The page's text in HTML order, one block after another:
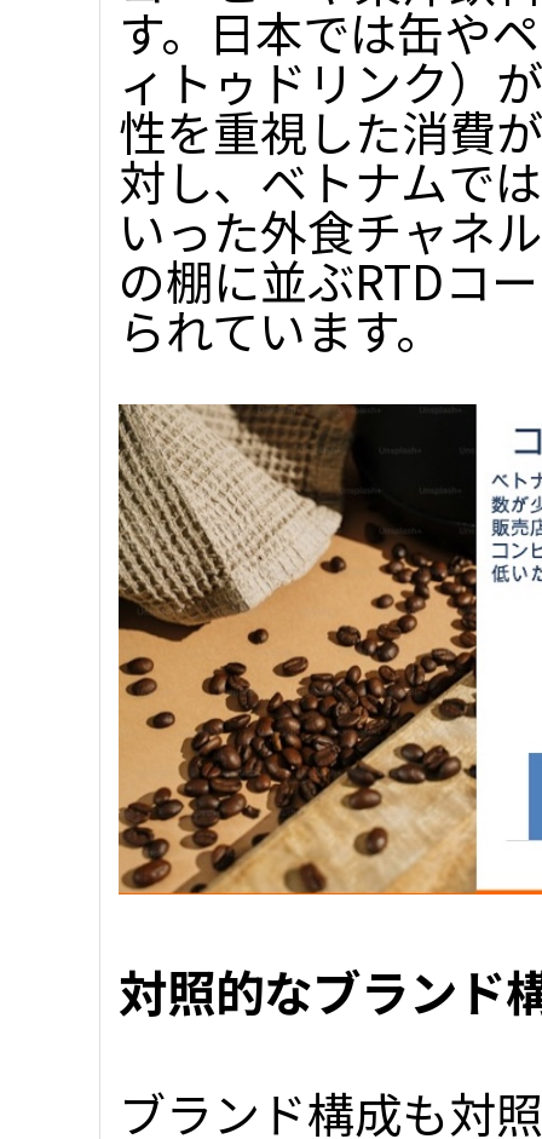
す。日本では缶や
ィトゥドリンク）
性を重視した消費
対し、ベトナムで
いった外食チャネ
の棚に並ぶRTDコ
られています。
対照的なブランド
ブランド構成も対